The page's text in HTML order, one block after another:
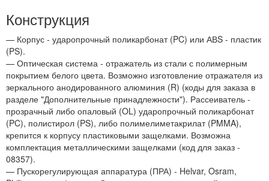
Конструкция
— Корпус - ударопрочный поликарбонат (PC) или АВS - пластик
(PS).
— Оптическая система - отражатель из стали с полимерным
покрытием белого цвета. Возможно изготовление отражателя из
зеркального анодированного алюминия (R) (коды для заказа в
разделе "Дополнительные принадлежности"). Рассеиватель -
прозрачный либо опаловый (OL) ударопрочный поликарбонат
(PC), полистирол (PS), либо полимелиметакрилат (PMMA),
крепится к корпусу пластиковыми защелками. Возможна
комплектация металлическими защелками (код для заказ -
08357).
— Пускорегулирующая аппаратура (ПРА) - Helvar, Osram,